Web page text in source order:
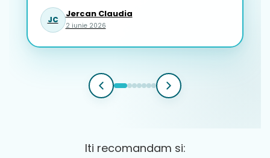
JC
Jercan Claudia
2 iunie 2026
Iti recomandam si: